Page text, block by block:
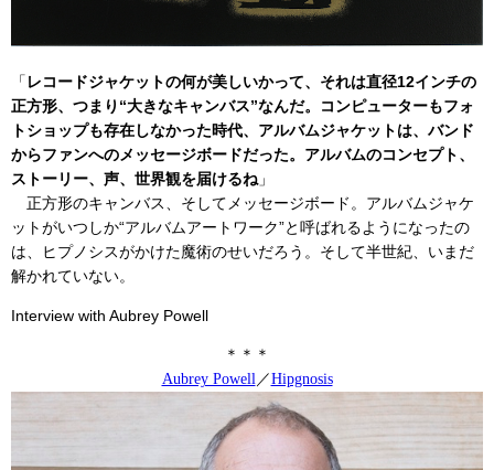
「 レコードジャケットの何が美しいかって、それは直径12インチの
正方形、つまり“大きなキャンバス”なんだ。コンピューターもフォ
トショップも存在しなかった時代、アルバムジャケットは、バンド
からファンへのメッセージボードだった。アルバムのコンセプト、
ストーリー、声、世界観を届けるね 」
正方形のキャンバス、そしてメッセージボード。アルバムジャケ
ットがいつしか“アルバムアートワーク”と呼ばれるようになったの
は、ヒプノシスがかけた魔術のせいだろう。そして半世紀、いまだ
解かれていない。
Interview with Aubrey Powell
＊＊＊
Aubrey Powell／Hipgnosis